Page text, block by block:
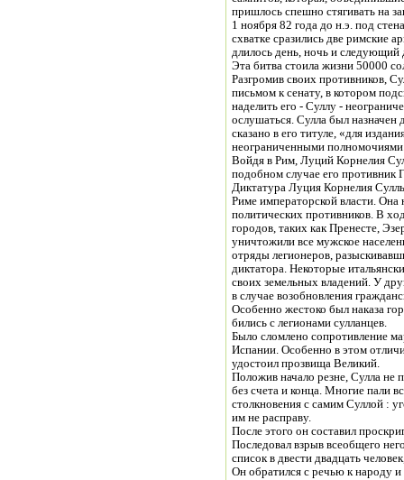
пришлось спешно стягивать на
1 ноября 82 года до н.э. под
схватке сразились две
длилось день, ночь и следующий
Эта битва стоила жизни 50000
Разгромив своих противников,
письмом к сенату, в котором
наделить его - Суллу -
ослушаться. Сулла был назначен
сказано в его титуле, «для
неограниченными
Войдя в Рим, Луций Корнелия
подобном случае его противник
Диктатура Луция Корнелия
Риме императорской власти. Она
политических противников. В
городов, таких как Пренесте,
уничтожили все мужское
отряды легионеров,
диктатора. Некоторые
своих земельных владений. У
в случае возобновления
Особенно жестоко был наказа
бились с легионами сулланцев.
Было сломлено сопротивление
Испании. Особенно в этом
удостоил прозвища Великий.
Положив начало резне, Сулла не
без счета и конца. Многие пали
столкновения с самим Суллой :
им не расправу.
После этого он составил
Последовал взрыв всеобщего
список в двести двадцать
Он обратился с речью к народу и